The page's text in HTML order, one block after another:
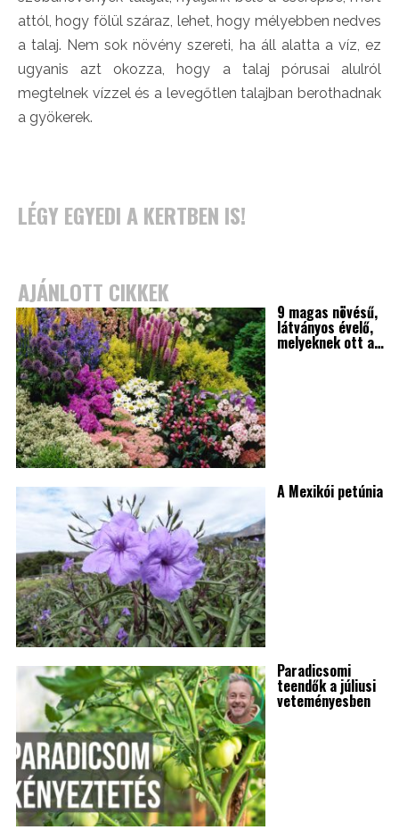
attól, hogy fölül száraz, lehet, hogy mélyebben nedves
a talaj. Nem sok növény szereti, ha áll alatta a víz, ez
ugyanis azt okozza, hogy a talaj pórusai alulról
megtelnek vízzel és a levegőtlen talajban berothadnak
a gyökerek.
LÉGY EGYEDI A KERTBEN IS!
AJÁNLOTT CIKKEK
9 magas növésű,
látványos évelő,
melyeknek ott a…
A Mexikói petúnia
Paradicsomi
teendők a júliusi
veteményesben